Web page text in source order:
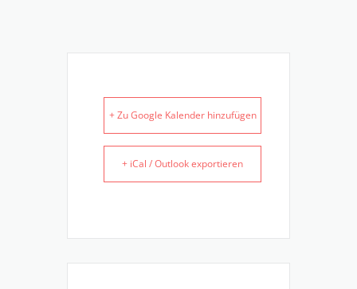
+ Zu Google Kalender hinzufügen
+ iCal / Outlook exportieren